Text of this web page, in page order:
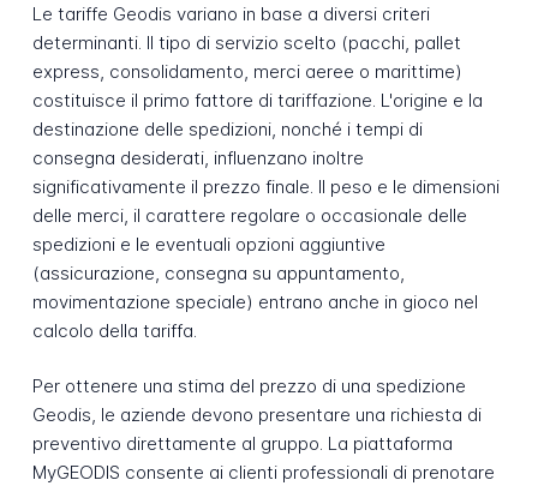
Le tariffe Geodis variano in base a diversi criteri
determinanti. Il tipo di servizio scelto (pacchi, pallet
express, consolidamento, merci aeree o marittime)
costituisce il primo fattore di tariffazione. L'origine e la
destinazione delle spedizioni, nonché i tempi di
consegna desiderati, influenzano inoltre
significativamente il prezzo finale. Il peso e le dimensioni
delle merci, il carattere regolare o occasionale delle
spedizioni e le eventuali opzioni aggiuntive
(assicurazione, consegna su appuntamento,
movimentazione speciale) entrano anche in gioco nel
calcolo della tariffa.
Per ottenere una stima del prezzo di una spedizione
Geodis, le aziende devono presentare una richiesta di
preventivo direttamente al gruppo. La piattaforma
MyGEODIS consente ai clienti professionali di prenotare